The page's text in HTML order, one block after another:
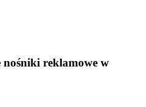
nośniki reklamowe w